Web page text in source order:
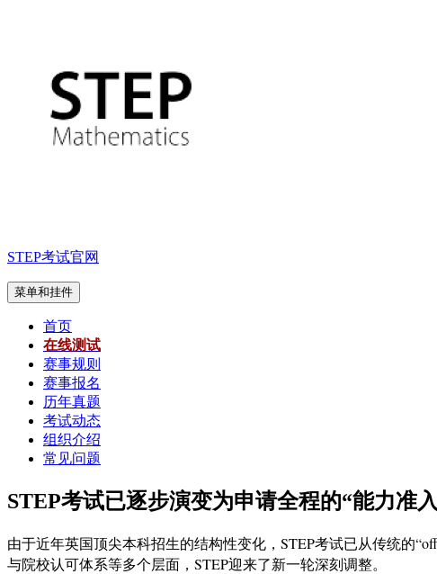
STEP考试官网
菜单和挂件
首页
在线测试
赛事规则
赛事报名
历年真题
考试动态
组织介绍
常见问题
STEP考试已逐步演变为申请全程的“能力准
由于近年英国顶尖本科招生的结构性变化，STEP考试已从传统的
与院校认可体系等多个层面，STEP迎来了新一轮深刻调整。